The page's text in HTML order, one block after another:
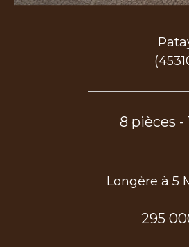
8 pièces -
Longère à 5
295
Rechercher